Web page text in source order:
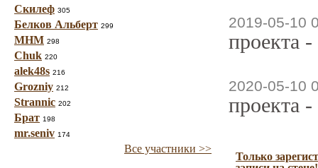
Скилеф 305
Белков Альберт 299
МНМ 298
Chuk 220
alek48s 216
Grozniy 212
Strannic 202
Брат 198
mr.seniv 174
Все участники >>
2019-05-10
проекта
2020-05-10
проекта
Только